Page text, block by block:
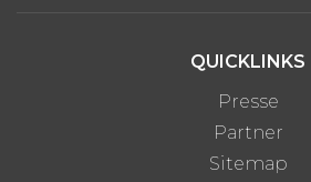
QUICKLINKS
Presse
Partner
Sitemap